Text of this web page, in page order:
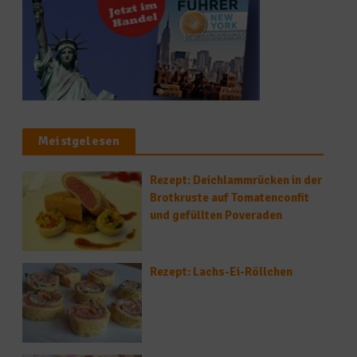
Meistgelesen
Rezept: Deichlammrücken in der
Brotkruste auf Tomatenconfit
und gefüllten Poveraden
Rezept: Lachs-Ei-Röllchen